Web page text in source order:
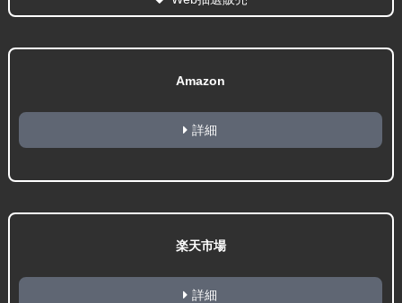
Amazon
詳細
楽天市場
詳細